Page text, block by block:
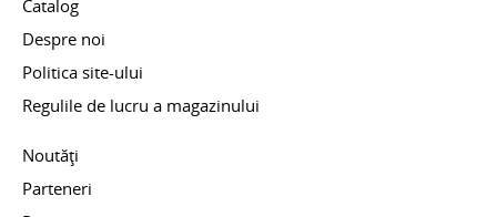
Catalog
Despre noi
Politica site-ului
Regulile de lucru a magazinului
Noutăți
Parteneri